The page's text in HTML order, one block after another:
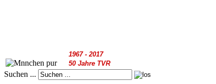
1967 - 2017
50 Jahre TVR
Suchen ...